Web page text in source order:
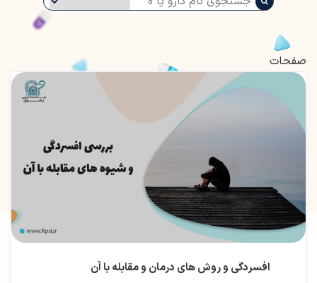
صفحات
افسردگی و روش های درمان و مقابله با آن